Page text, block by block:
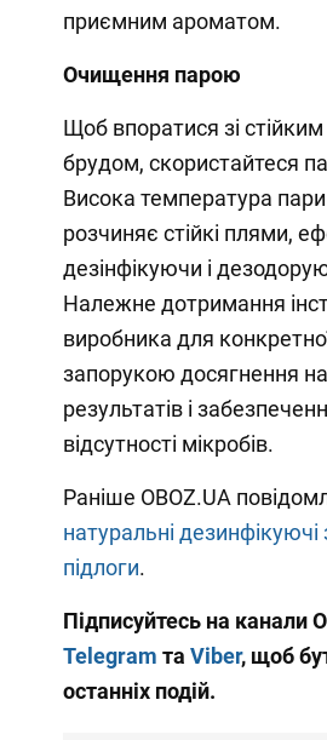
приємним ароматом.
Очищення парою
Щоб впоратися зі
брудом, скористайтеся
Висока температура
розчиняє стійкі плями,
дезінфікуючи і
Належне дотримання
виробника для
запорукою досягнення
результатів і
відсутності мікробів.
Раніше OBOZ.UA
натуральні
підлоги.
Підписуйтесь на канали
Telegram та Viber, щоб
останніх подій.